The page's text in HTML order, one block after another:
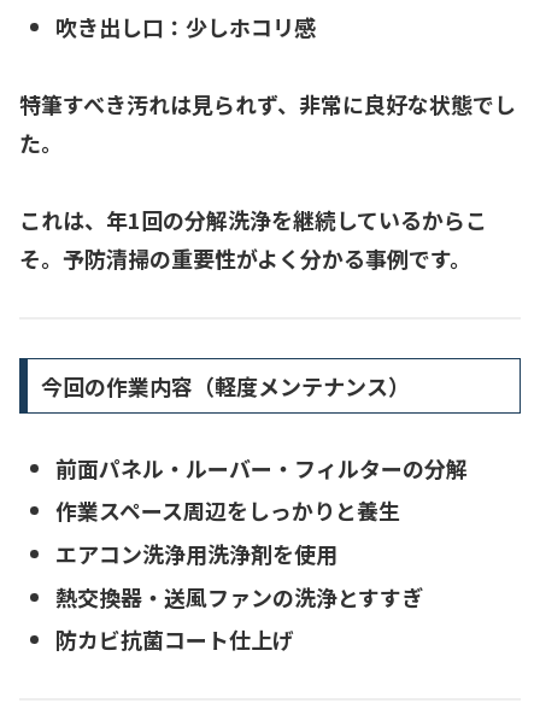
吹き出し口：少しホコリ感
特筆すべき汚れは見られず、 非常に良好な状態でし
た。
これは、年1回の分解洗浄を継続しているからこ
そ。 予防清掃の重要性がよく分かる事例です。
今回の作業内容（軽度メンテナンス）
前面パネル・ルーバー・フィルターの分解
作業スペース周辺をしっかりと養生
エアコン洗浄用洗浄剤を使用
熱交換器・送風ファンの洗浄とすすぎ
防カビ抗菌コート仕上げ